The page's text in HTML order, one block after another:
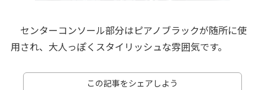
センターコンソール部分はピアノブラックが随所に使
用され、大人っぽくスタイリッシュな雰囲気です。
この記事をシェアしよう